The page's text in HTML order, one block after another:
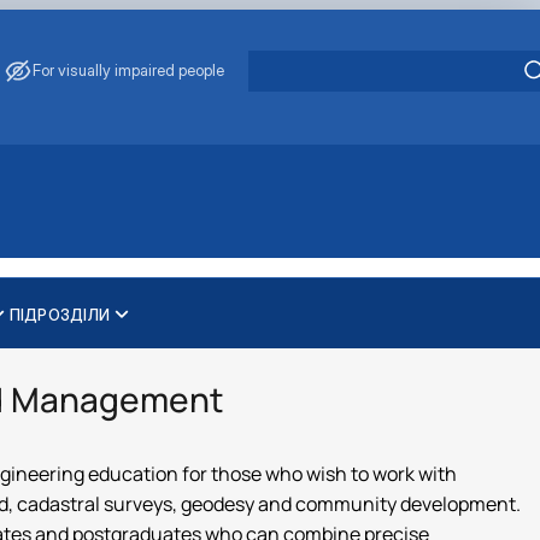
For visually impaired people
ПІДРОЗДІЛИ
Management
education for those who wish to work with
cadastral surveys, geodesy and community development.
and postgraduates who can combine precise